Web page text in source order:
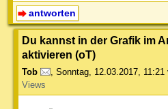
antworten
Du kannst in der Grafik im
aktivieren (oT)
Tob , Sonntag, 12.03.2017, 11:21
Views